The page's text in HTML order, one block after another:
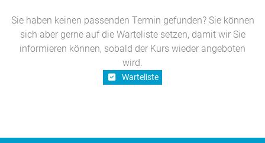
Sie haben keinen passenden Termin gefunden? Sie können
sich aber gerne auf die Warteliste setzen, damit wir Sie
informieren können, sobald der Kurs wieder angeboten
wird.
Warteliste